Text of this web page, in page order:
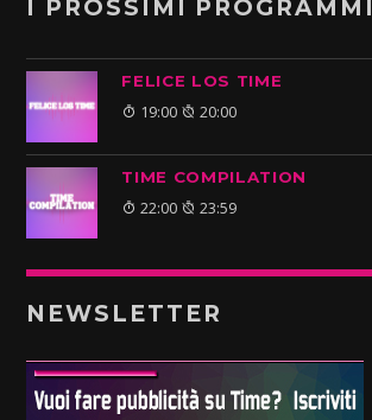
I PROSSIMI PROGRAMMI
FELICE LOS TIME
19:00 20:00
TIME COMPILATION
22:00 23:59
NEWSLETTER